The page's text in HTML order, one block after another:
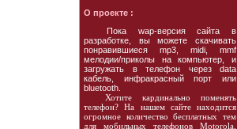
О проекте :
Пока wap-версия сайта в
разработке, вы можете скачивать
понравившиеся mp3, midi, mmf
мелодии/приколы на компьютер, и
загружать в телефон через data
кабель, инфракрасный порт или
bluetooth.
Хотите кардинально поменять
телефон? На нашем сайте находится
огромное количество бесплатных тем
для мобильных телефонов Motorola,